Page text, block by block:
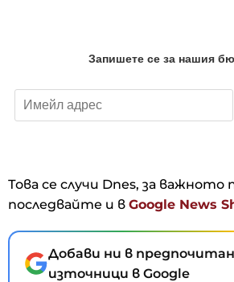
Това се случи Dnes, за важното
последвайте и в Google News
Добави ни в
източници в Google